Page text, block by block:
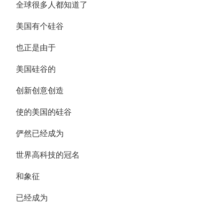
全球很多人都知道了
美国有个硅谷
也正是由于
美国硅谷的
创新创意创造
使的美国的硅谷
俨然已经成为
世界高科技的冠名
和象征
已经成为